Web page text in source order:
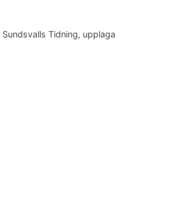
Sundsvalls Tidning, upplaga